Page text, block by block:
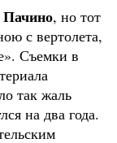
, но тот
с вертолета,
Съемки в
так жаль
на два года.